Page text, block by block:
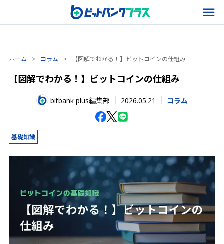
ホーム > コラム > 【図解でわかる！】ビットコインの仕組み
【図解でわかる！】ビットコインの仕組み
bitbank plus編集部 2026.05.21 コラム
基礎知識